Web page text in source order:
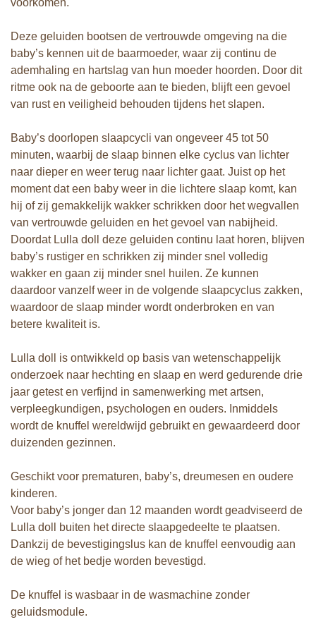
voorkomen.
Deze geluiden bootsen de vertrouwde omgeving na die
baby’s kennen uit de baarmoeder, waar zij continu de
ademhaling en hartslag van hun moeder hoorden. Door dit
ritme ook na de geboorte aan te bieden, blijft een gevoel
van rust en veiligheid behouden tijdens het slapen.
Baby’s doorlopen slaapcycli van ongeveer 45 tot 50
minuten, waarbij de slaap binnen elke cyclus van lichter
naar dieper en weer terug naar lichter gaat. Juist op het
moment dat een baby weer in die lichtere slaap komt, kan
hij of zij gemakkelijk wakker schrikken door het wegvallen
van vertrouwde geluiden en het gevoel van nabijheid.
Doordat Lulla doll deze geluiden continu laat horen, blijven
baby’s rustiger en schrikken zij minder snel volledig
wakker en gaan zij minder snel huilen. Ze kunnen
daardoor vanzelf weer in de volgende slaapcyclus zakken,
waardoor de slaap minder wordt onderbroken en van
betere kwaliteit is.
Lulla doll is ontwikkeld op basis van wetenschappelijk
onderzoek naar hechting en slaap en werd gedurende drie
jaar getest en verfijnd in samenwerking met artsen,
verpleegkundigen, psychologen en ouders. Inmiddels
wordt de knuffel wereldwijd gebruikt en gewaardeerd door
duizenden gezinnen.
Geschikt voor prematuren, baby’s, dreumesen en oudere
kinderen.
Voor baby’s jonger dan 12 maanden wordt geadviseerd de
Lulla doll buiten het directe slaapgedeelte te plaatsen.
Dankzij de bevestigingslus kan de knuffel eenvoudig aan
de wieg of het bedje worden bevestigd.
De knuffel is wasbaar in de wasmachine zonder
geluidsmodule.